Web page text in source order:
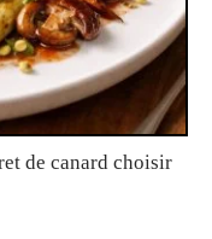
de canard choisir